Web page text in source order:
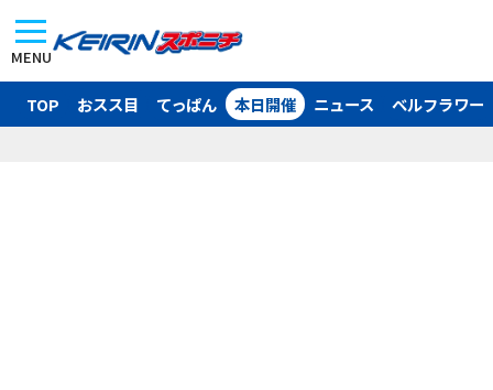
MENU
TOP おスス目 てっぱん 本日開催 ニュース ベルフラワー